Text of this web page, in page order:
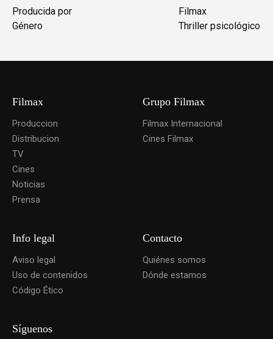
Producida por
Filmax
Género
Thriller psicológico
Filmax
Produccion
Distribucion
TV
Cines
Noticias
Prensa
Grupo Filmax
Filmax Internacional
Cines Filmax
Info legal
Aviso legal
Uso de contenidos
Código Ético
Contacto
Quiénes somos
Dónde estamos
Síguenos